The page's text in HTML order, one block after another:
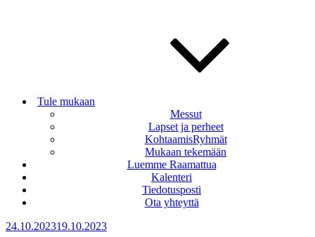
Tule mukaan
Messut
Lapset ja perheet
KohtaamisRyhmät
Mukaan tekemään
Luemme Raamattua
Kalenteri
Tiedotusposti
Ota yhteyttä
Julkaistu
24.10.202319.10.2023